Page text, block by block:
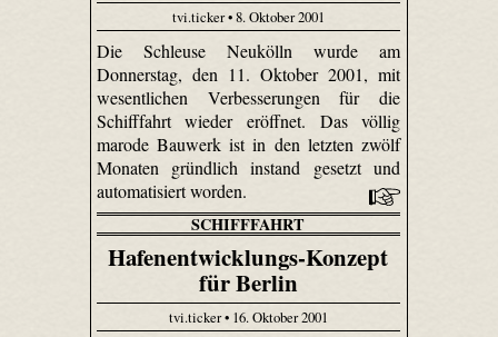
tvi.ticker • 8. Oktober 2001
Die Schleuse Neukölln wurde am
Donnerstag, den 11. Oktober 2001, mit
wesentlichen Verbesserungen für die
Schifffahrt wieder eröffnet. Das völlig
marode Bauwerk ist in den letzten zwölf
Monaten gründlich instand gesetzt und
automatisiert worden.
SCHIFFFAHRT
Hafenentwicklungs-Konzept
für Berlin
tvi.ticker • 16. Oktober 2001